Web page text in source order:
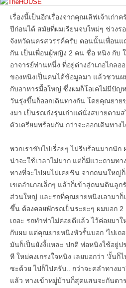
เรื่องนี้เป็นอีกเรื่องจากคุณเลิฟเจ้าเก่า
ปีก่อนได้ สมัยที่ผมเรียนจบใหม่ๆ ช่วงร
จังหวัดนครสวรรค์ครับ ตอนนั้นเพื่อนแ
กัน เป็นเพื่อนผู้หญิง 2 คน ชื่อ หนิง กับ
อาจารย์ท่านหนึ่ง ที่อยู่ต่างอำเภอไกล
ของหนิงเป็นคนได้ข้อมูลมา แล้วชวน
กับอาหารมื้อใหญ่ ซึ่งผมก็โอเคไม่มีปัญ
วันรุ่งขึ้นก็ออกเดินทางกัน โดยคุณยาย
งมา เป็นรถเก๋งรุ่นเก่าแต่นั่งสบายตาม
ตัวเตรียมพร้อมกัน กว่าจะออกเดินทาง
พวกเราขับไปเรื่อยๆ ไม่รีบร้อนมากนัก
น่าจะใช้เวลาไม่มาก แต่ก็มีแวะถามทา
ทางที่จะไปผมไม่เคยชิน จากถนนใหญ่
เขตอำเภอเล็กๆ แล้วก็เข้าสู่ถนนดินลู
ส่วนใหญ่ และรถที่คุณยายหนิงเอามาก็
ขึ้น ต้องคอยพักรถเป็นระยะๆ ผมบอก
เถอะ รถทำท่าไม่ค่อยดีแล้ว ไว้ค่อยมาใ
กับผม แต่คุณยายหนิงหัวรั้นบอก ‘ไปเ
มันก็เป็นยังงี้แหละ ปกติ พ่อหนิงใช้อยู่ป
ที ใหม่คงเกรงใจหนิง เลยบอกว่า ‘งั้นก็
ซะด้วย ไปก็ไปครับ.. กว่าจะคลำทางม
แล้ว ทางเข้าหมู่บ้านก็สุดแสนจะกันดา